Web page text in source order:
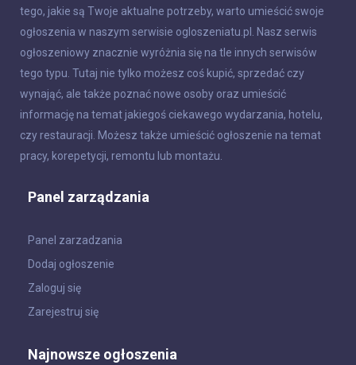
tego, jakie są Twoje aktualne potrzeby, warto umieścić swoje
ogłoszenia w naszym serwisie ogloszeniatu.pl. Nasz serwis
ogłoszeniowy znacznie wyróżnia się na tle innych serwisów
tego typu. Tutaj nie tylko możesz coś kupić, sprzedać czy
wynająć, ale także poznać nowe osoby oraz umieścić
informację na temat jakiegoś ciekawego wydarzania, hotelu,
czy restauracji. Możesz także umieścić ogłoszenie na temat
pracy, korepetycji, remontu lub montażu.
Panel zarządzania
Panel zarzadzania
Dodaj ogłoszenie
Zaloguj się
Zarejestruj się
Najnowsze ogłoszenia